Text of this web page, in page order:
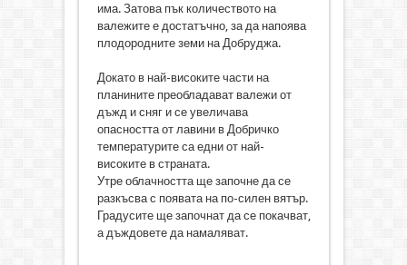
има. Затова пък количеството на
валежите е достатъчно, за да напоява
плодородните земи на Добруджа.
Докато в най-високите части на
планините преобладават валежи от
дъжд и сняг и се увеличава
опасността от лавини в Добричко
температурите са едни от най-
високите в страната.
Утре облачността ще започне да се
разкъсва с появата на по-силен вятър.
Градусите ще започнат да се покачват,
а дъждовете да намаляват.